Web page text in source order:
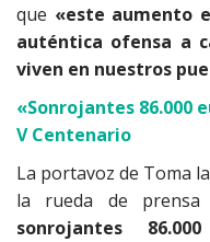
que «este aumento
auténtica ofensa a
viven en nuestros
«Sonrojantes 86.000
V Centenario
La portavoz de Toma
la rueda de
sonrojantes